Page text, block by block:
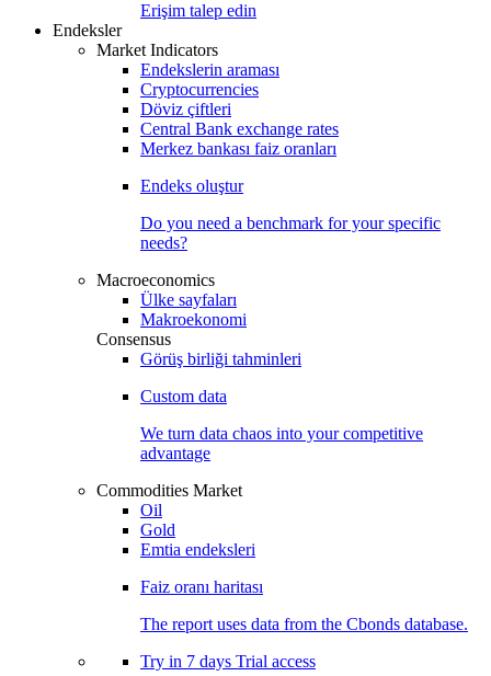
Erişim talep edin
Endeksler
Market Indicators
Endekslerin araması
Cryptocurrencies
Döviz çiftleri
Central Bank exchange rates
Merkez bankası faiz oranları
Endeks oluştur
Do you need a benchmark for your specific
needs?
Macroeconomics
Ülke sayfaları
Makroekonomi
Consensus
Görüş birliği tahminleri
Custom data
We turn data chaos into your competitive
advantage
Commodities Market
Oil
Gold
Emtia endeksleri
Faiz oranı haritası
The report uses data from the Cbonds database.
Try in 7 days Trial access